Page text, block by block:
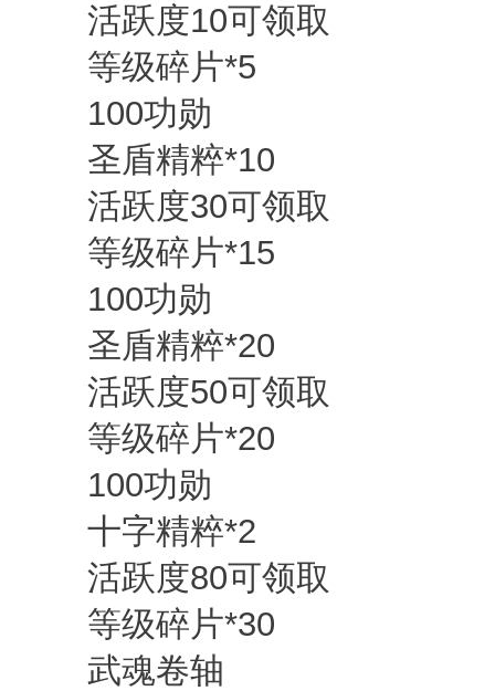
活跃度10可领取
等级碎片*5
100功勋
圣盾精粹*10
活跃度30可领取
等级碎片*15
100功勋
圣盾精粹*20
活跃度50可领取
等级碎片*20
100功勋
十字精粹*2
活跃度80可领取
等级碎片*30
武魂卷轴